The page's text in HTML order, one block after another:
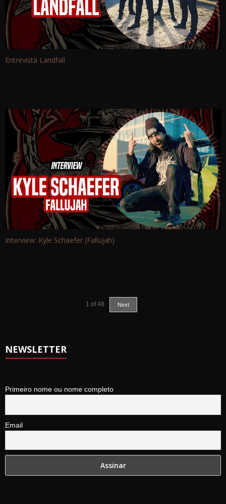
Entrevista Landfall
Interview: Kyle Schaefer (Fallujah)
1 of 48 Next
NEWSLETTER
Primeiro nome ou nome completo
Email